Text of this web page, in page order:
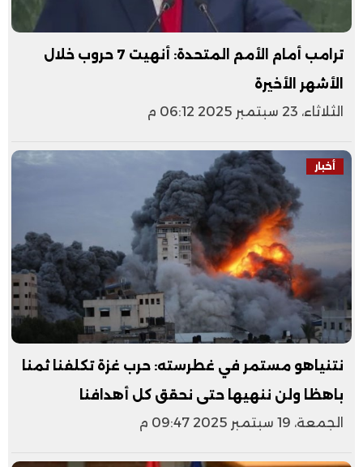
ترامب أمام الأمم المتحدة: أنهيت 7 حروب خلال
الأشهر الأخيرة
الثلاثاء، 23 سبتمبر 2025 06:12 م
أخبار
نتنياهو مستمر في غطرسته: حرب غزة تكلفنا ثمنا
باهظا ولن ننهيها حتى نحقق كل أهدافنا
الجمعة، 19 سبتمبر 2025 09:47 م